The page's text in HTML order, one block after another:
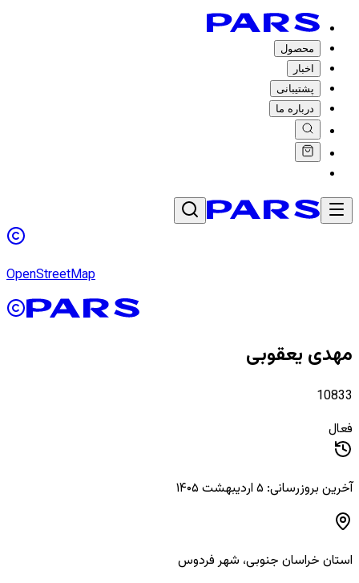
محصول
اخبار
پشتیبانی
درباره ما
OpenStreetMap
مهدی یعقوبی
10833
فعال
آخرین بروزرسانی: ۵ اردیبهشت ۱۴۰۵
استان خراسان جنوبی، شهرفردوس